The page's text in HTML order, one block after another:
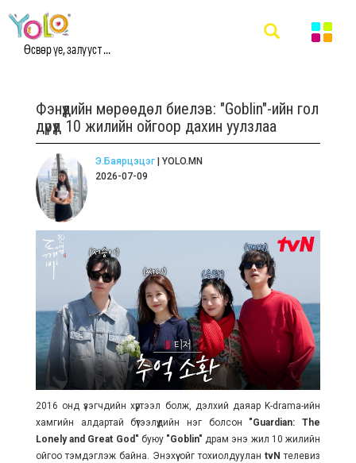
Өсвөр үе, залууст ...
Фэнүүдийн мөрөөдөл биелэв: "Goblin"-ийн гол
дүрүүд 10 жилийн ойгоор дахин уулзлаа
Э.Баярцэцэг| YOLO.MN
2026-07-09
2016 онд үзэгчдийн хүртээл болж, дэлхий даяар K-drama-ийн
хамгийн алдартай бүтээлүүдийн нэг болсон "Guardian: The
Lonely and Great God" буюу "Goblin" драм энэ жил 10 жилийн
ойгоо тэмдэглэж байна. Энэхүү ойг тохиолдуулан tvN телевиз